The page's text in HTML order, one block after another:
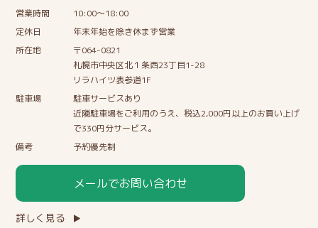
営業時間
10:00〜18:00
定休日
年末年始を除き休まず営業
所在地
〒064-0821
札幌市中央区北１条西23丁目1-28
リラハイツ表参道1F
駐車場
駐車サービスあり
近隣駐車場をご利用のうえ、税込2,000円以上のお買い上げ
で330円分サービス。
備考
予約優先制
メールでお問い合わせ
詳しく見る